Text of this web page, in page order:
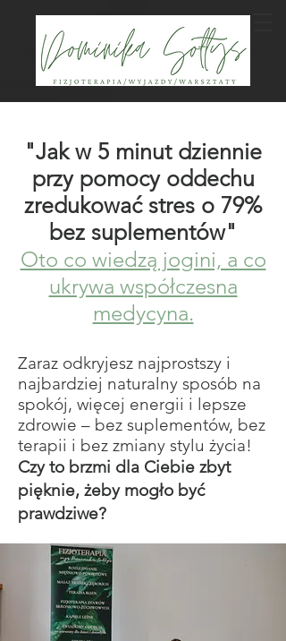
"Jak w 5 minut dziennie
przy pomocy oddechu
zredukować stres o 79%
bez suplementów"
Oto co wiedzą jogini, a co
ukrywa współczesna
medycyna.
Zaraz odkryjesz najprostszy i
najbardziej naturalny sposób na
spokój, więcej energii i lepsze
zdrowie – bez suplementów, bez
terapii i bez zmiany stylu życia!
Czy to brzmi dla Ciebie zbyt
pięknie, żeby mogło być
prawdziwe?